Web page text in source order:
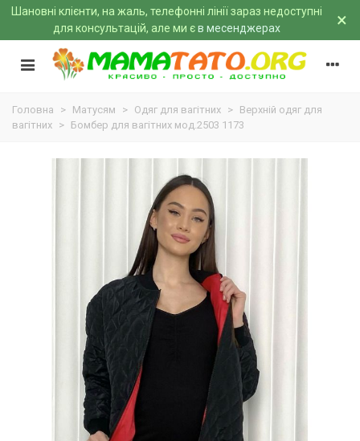
Шановні клієнти, на жаль, телефонні лінії зараз недоступні
для консультацій, але ми єв месенджерах ×
Головна > Матусям > Одяг для вагітних > Верхній одяг для
вагітних > Бомбер для вагітних мод.2503 1173